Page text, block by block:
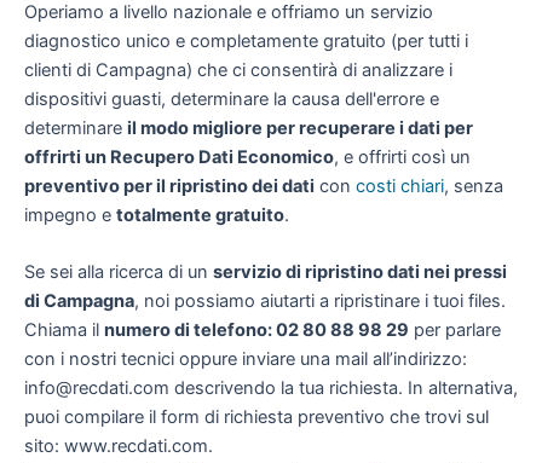
Operiamo a livello nazionale e offriamo un servizio
diagnostico unico e completamente gratuito (per tutti i
clienti di Campagna) che ci consentirà di analizzare i
dispositivi guasti, determinare la causa dell'errore e
determinare il modo migliore per recuperare i dati per
offrirti un Recupero Dati Economico, e offrirti così un
preventivo per il ripristino dei dati con costi chiari, senza
impegno e totalmente gratuito.
Se sei alla ricerca di un servizio di ripristino dati nei pressi
di Campagna, noi possiamo aiutarti a ripristinare i tuoi files.
Chiama il numero di telefono: 02 80 88 98 29 per parlare
con i nostri tecnici oppure inviare una mail all’indirizzo:
info@recdati.com descrivendo la tua richiesta. In alternativa,
puoi compilare il form di richiesta preventivo che trovi sul
sito: www.recdati.com.